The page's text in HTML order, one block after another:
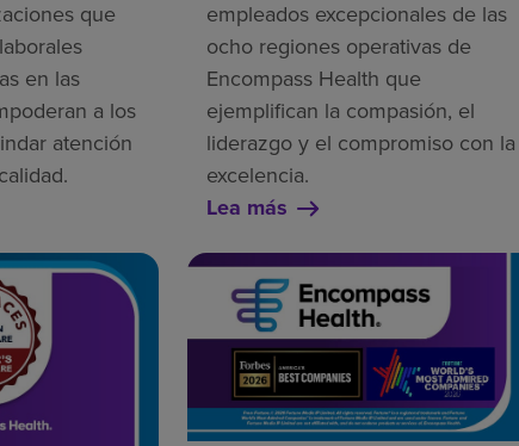
que
en las
a los
atención
empleados excepcionales de las
ocho regiones operativas de
Encompass Health que
ejemplifican la compasión, el
liderazgo y el compromiso con la
excelencia.
Lea más